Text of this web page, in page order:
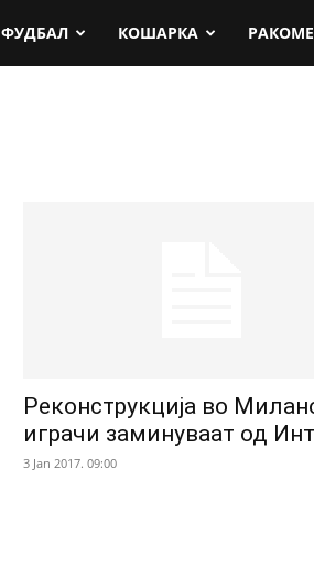
ФУДБАЛ КОШАРКА
Реконструкција во
играчи заминуваат од
3 Jan 2017. 09:00